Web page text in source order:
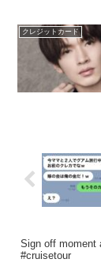
クレジットカード
Sign off moment
#cruisetour